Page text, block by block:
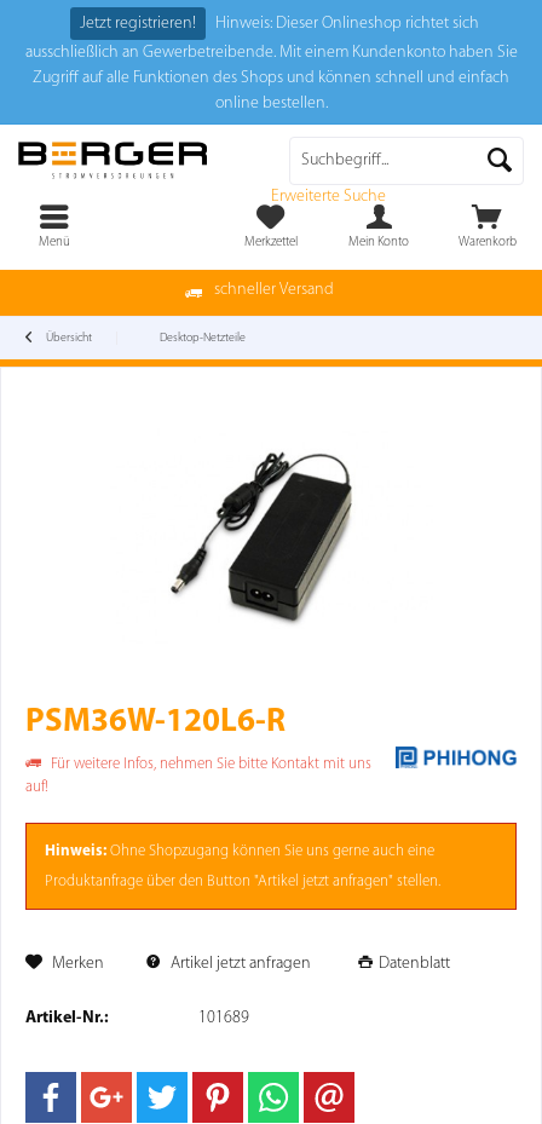
Jetzt registrieren!
Hinweis: Dieser Onlineshop richtet sich
ausschließlich an Gewerbetreibende. Mit einem Kundenkonto haben Sie
Zugriff auf alle Funktionen des Shops und können schnell und einfach
online bestellen.
schneller Versand
Erweiterte Suche
Warenkorb
Merkzettel Mein Konto
Menü
Übersicht Desktop-Netzteile
PSM36W-120L6-R
Für weitere Infos, nehmen Sie bitte Kontakt mit uns
auf!
Hinweis: Ohne Shopzugang können Sie uns gerne auch eine
Produktanfrage über den Button "Artikel jetzt anfragen" stellen.
Merken Artikel jetzt anfragen Datenblatt
Artikel-Nr.: 101689